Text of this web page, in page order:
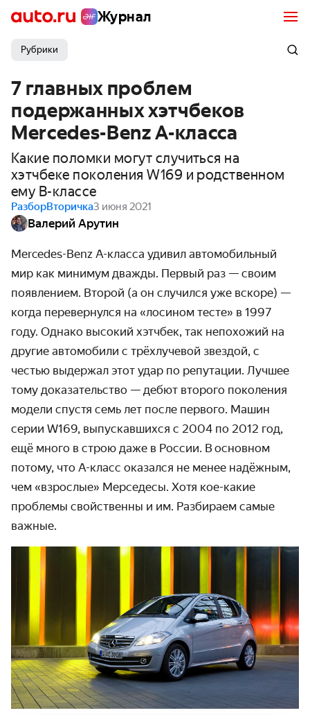
Журнал
Рубрики
7 главных проблем
подержанных хэтчбеков
Mercedes-Benz A-класса
Какие поломки могут случиться на
хэтчбеке поколения W169 и родственном
ему В-классе
РазборВторичка3 июня 2021
Валерий Арутин
Mercedes-Benz A-класса удивил автомобильный
мир как минимум дважды. Первый раз — своим
появлением. Второй (а он случился уже вскоре) —
когда пере­вернулся на «лосином тесте» в 1997
году. Однако высокий хэтчбек, так непохожий на
другие автомобили с трёхлучевой звездой, с
честью выдержал этот удар по репутации. Лучшее
тому доказа­тельство — дебют второго поколения
модели спустя семь лет после первого. Машин
серии W169, выпускавшихся с 2004 по 2012 год,
ещё много в строю даже в России. В основном
потому, что А-класс оказался не менее надёжным,
чем «взрослые» Мерседесы. Хотя кое-какие
проблемы свойственны и им. Разбираем самые
важные.